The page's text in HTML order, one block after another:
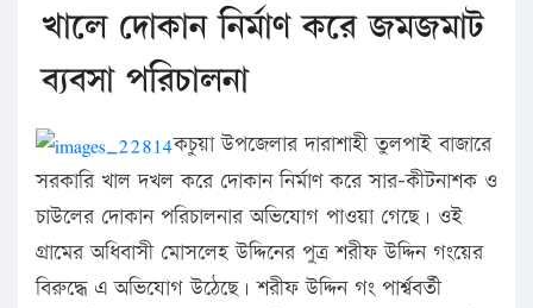
খালে দোকান নির্মাণ করে জমজমাট
ব্যবসা পরিচালনা
কচুয়া উপজেলার দারাশাহী তুলপাই বাজারে
সরকারি খাল দখল করে দোকান নির্মাণ করে সার-কীটনাশক ও
চাউলের দোকান পরিচালনার অভিযোগ পাওয়া গেছে। ওই
গ্রামের অধিবাসী মোসলেহ উদ্দিনের পুত্র শরীফ উদ্দিন গংয়ের
বিরুদ্ধে এ অভিযোগ উঠেছে। শরীফ উদ্দিন গং পার্শ্ববর্তী